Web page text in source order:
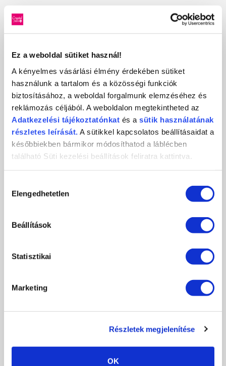
Ez a weboldal sütiket használ!
A kényelmes vásárlási élmény érdekében sütiket
használunk a tartalom és a közösségi funkciók
biztosításához, a weboldal forgalmunk elemzéséhez és
reklámozás céljából. A weboldalon megtekintheted az
Adatkezelési tájékoztatónkat és a sütik használatának
részletes leírását. A sütikkel kapcsolatos beállításaidat a
későbbiekben bármikor módosíthatod a láblécben
található Süti kezelési beállítások feliratra kattintva.
kiválasztása
Elengedhetetlen
Beállítások
Statisztikai
Marketing
Részletek megjelenítése
OK
IRÁNY DÜSSELDORF: ZSELÉBEN ÉS PORCELÁNBAN
IS BAJNOK A CRYSTAL NAILS
2013-12-10
Tarolt a Crystal Nails a MOSZI Országos Kéz-, Lábápoló és
Műkörömépítő Ipartestület...
RÉSZLETEK